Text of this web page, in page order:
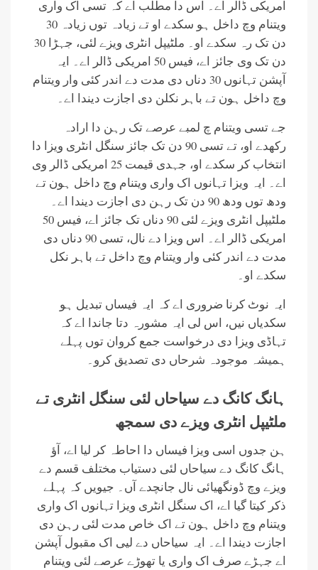
امریکی ڈالر اے۔ اس دا مطلب اے کہ تسی اک واری
ویتنام وچ داخل ہو سکدے او تے زیادہ توں زیادہ 30
دن تک رہ سکدے او۔ ملٹیپل انٹری ویزے لئی، جہڑا 30
دن تک وی جائز اے، فیس 50 امریکی ڈالر اے۔ ایہ
آپشن تہانوں 30 دناں دی مدت دے اندر کئی وار ویتنام
وچ داخل ہون تے باہر نکلن دی اجازت دیندا اے۔
جے تسی ویتنام چ لمبے عرصے تک رہن دا ارادہ
رکھدے او، تے تسی 90 دن تک جائز سنگل انٹری ویزا دا
انتخاب کر سکدے او، جہدی قیمت 25 امریکی ڈالر وی
اے۔ ایہ ویزا تہانوں اک واری ویتنام وچ داخل ہون تے
ودھ توں ودھ 90 دن تک رہن دی اجازت دیندا اے۔
ملٹیپل انٹری ویزے لئی 90 دناں تک جائز اے، فیس 50
امریکی ڈالر اے۔ اس ویزا دے نال، تسی 90 دناں دی
مدت دے اندر کئی وار ویتنام وچ داخل تے باہر نکل
سکدے او۔
ایہ نوٹ کرنا ضروری اے کہ ایہ فیساں تبدیل ہو
سکدیاں نیں، اس لی ایہ مشورہ دتا جاندا اے کہ
تہاڈی ویزا دی درخواست جمع کروان توں پہلے
ہمیشہ موجودہ شرحاں دی تصدیق کرو۔
ہانگ کانگ دے سیاحاں لئی سنگل انٹری تے
ملٹیپل انٹری ویزے دی سمجھ
ہن جدوں اسی ویزا فیساں دا احاطہ کر لیا اے، آؤ
ہانگ کانگ دے سیاحاں لئی دستیاب مختلف قسم دے
ویزے وچ ڈونگھیائی نال جانچدے آں۔ جیویں کہ پہلے
ذکر کیتا گیا اے، اک سنگل انٹری ویزا تہانوں اک واری
ویتنام وچ داخل ہون تے اک خاص مدت لئی رہن دی
اجازت دیندا اے۔ ایہ سیاحاں دے لیی اک مقبول آپشن
اے جہڑے صرف اک واری یا تھوڑے عرصے لئی ویتنام